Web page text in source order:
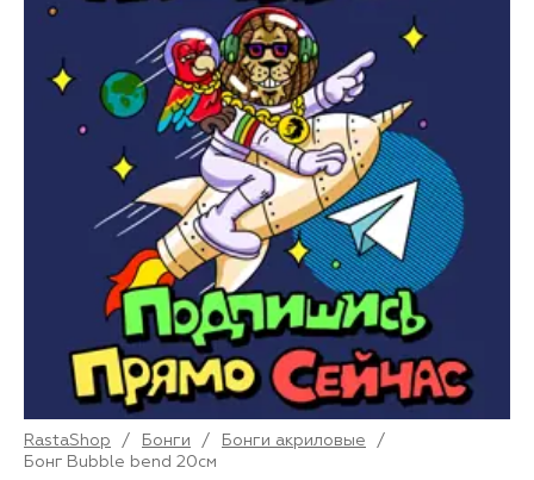
RastaShop / Бонги / Бонги акриловые
/
Бонг Bubble bend 20см